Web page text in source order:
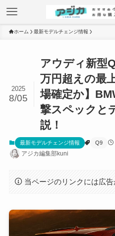
ホーム 最新モデルチェンジ情報
アウディ新型
万円超えの最
場確定か】
撃スペックと
説！
2025
8/05
最新モデルチェンジ情報 Q9
アジカ編集部kuni
当ページのリンクには広告